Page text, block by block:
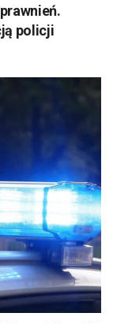
policji